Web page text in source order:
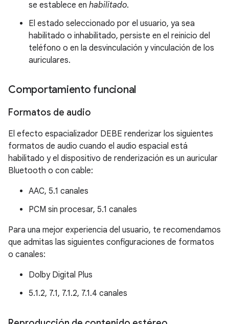
se establece en habilitado.
El estado seleccionado por el usuario, ya sea
habilitado o inhabilitado, persiste en el reinicio del
teléfono o en la desvinculación y vinculación de los
auriculares.
Comportamiento funcional
Formatos de audio
El efecto espacializador DEBE renderizar los siguientes
formatos de audio cuando el audio espacial está
habilitado y el dispositivo de renderización es un auricular
Bluetooth o con cable:
AAC, 5.1 canales
PCM sin procesar, 5.1 canales
Para una mejor experiencia del usuario, te recomendamos
que admitas las siguientes configuraciones de formatos
o canales:
Dolby Digital Plus
5.1.2, 7.1, 7.1.2, 7.1.4 canales